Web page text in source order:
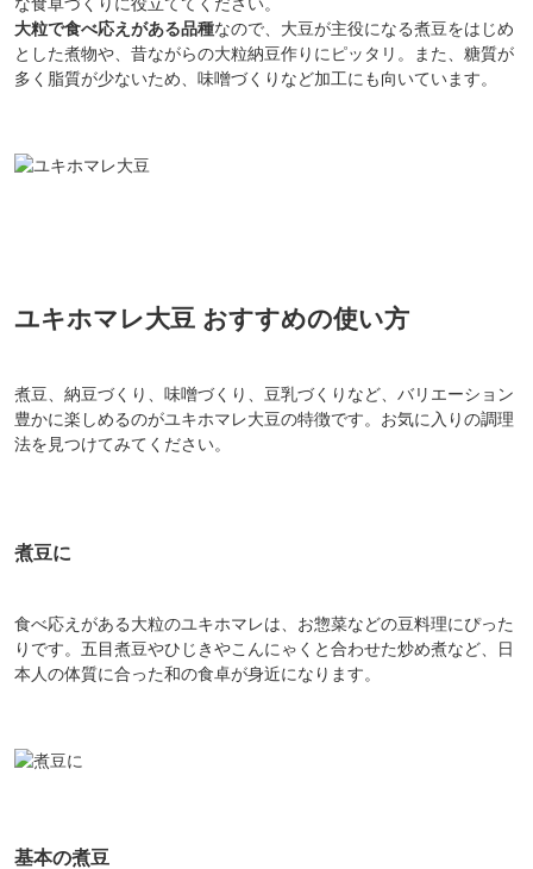
大粒で食べ応えがある品種なので、大豆が主役になる煮豆をはじめ
とした煮物や、昔ながらの大粒納豆作りにピッタリ。また、糖質が
多く脂質が少ないため、味噌づくりなど加工にも向いています。
ユキホマレ大豆 おすすめの使い方
煮豆、納豆づくり、味噌づくり、豆乳づくりなど、バリエーション
豊かに楽しめるのがユキホマレ大豆の特徴です。お気に入りの調理
法を見つけてみてください。
煮豆に
食べ応えがある大粒のユキホマレは、お惣菜などの豆料理にぴった
りです。五目煮豆やひじきやこんにゃくと合わせた炒め煮など、日
本人の体質に合った和の食卓が身近になります。
基本の煮豆